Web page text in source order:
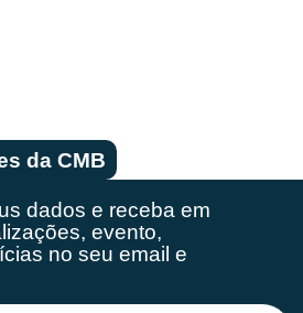
da CMB
dados e receba em
evento,
no seu email e